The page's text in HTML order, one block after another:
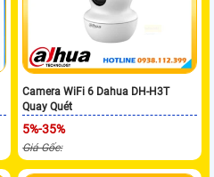
Camera WiFi 6 Dahua DH-H3T
Quay Quét
5%-35%
Giá Gốc: